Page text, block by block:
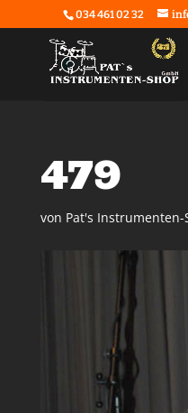
034 461 02 32
479
von Pat's Instrumenten-